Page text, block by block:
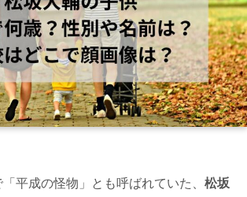
平成の怪物」とも呼ばれていた、 松坂